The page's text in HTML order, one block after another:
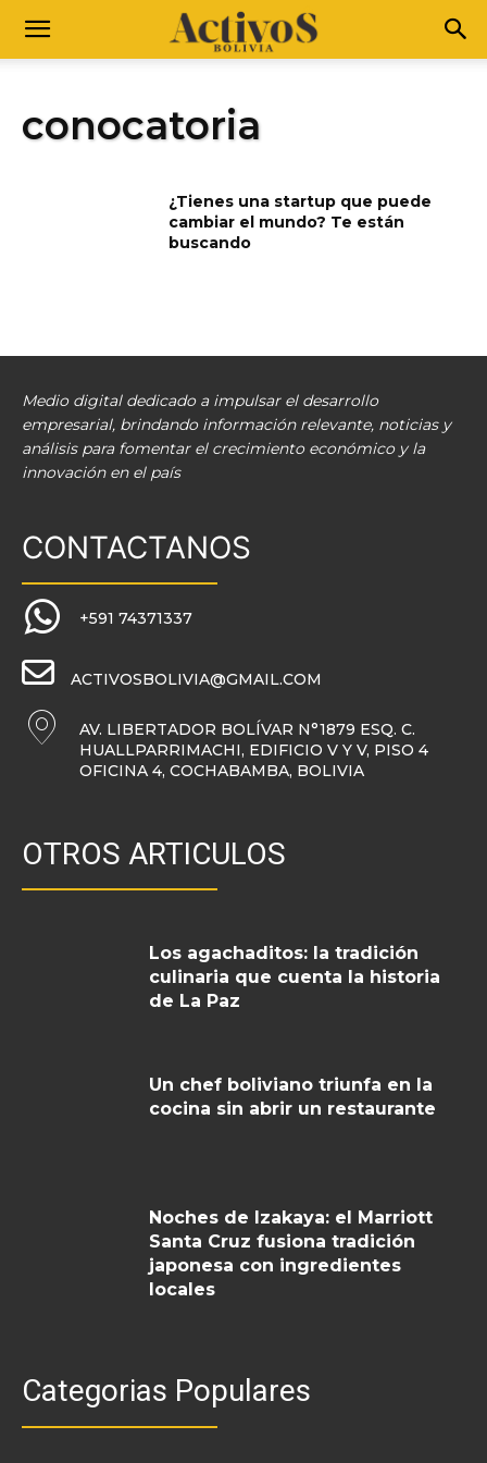
conocatoria
¿Tienes una startup que puede
cambiar el mundo? Te están
buscando
Medio digital dedicado a impulsar el desarrollo
empresarial, brindando información relevante, noticias y
análisis para fomentar el crecimiento económico y la
innovación en el país
CONTACTANOS
+591 74371337
ACTIVOSBOLIVIA@GMAIL.COM
AV. LIBERTADOR BOLÍVAR N°1879 ESQ. C.
HUALLPARRIMACHI, EDIFICIO V Y V, PISO 4
OFICINA 4, COCHABAMBA, BOLIVIA
OTROS ARTICULOS
Los agachaditos: la tradición
culinaria que cuenta la historia
de La Paz
Un chef boliviano triunfa en la
cocina sin abrir un restaurante
Noches de Izakaya: el Marriott
Santa Cruz fusiona tradición
japonesa con ingredientes
locales
Categorias Populares